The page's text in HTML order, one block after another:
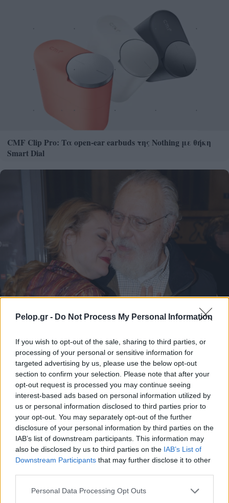
Pelop.gr - Do Not Process My Personal Information
If you wish to opt-out of the sale, sharing to third parties, or
processing of your personal or sensitive information for
targeted advertising by us, please use the below opt-out
section to confirm your selection. Please note that after your
opt-out request is processed you may continue seeing
interest-based ads based on personal information utilized by
us or personal information disclosed to third parties prior to
your opt-out. You may separately opt-out of the further
disclosure of your personal information by third parties on the
IAB’s list of downstream participants. This information may
also be disclosed by us to third parties on the IAB’s List of
Downstream Participants that may further disclose it to other
Please note that this website/app uses one or more Google
Personal Data Processing Opt Outs
CMF Clip Pro: Τα open-ear earbuds της Nothing με θήκη
Smart Dial
Λένα Παπαληγούρα: Δεν υπάρχει μέρα που να μη
σκεφτώ τον πατέρα μου